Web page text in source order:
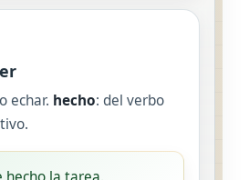
echar. hecho: del verbo